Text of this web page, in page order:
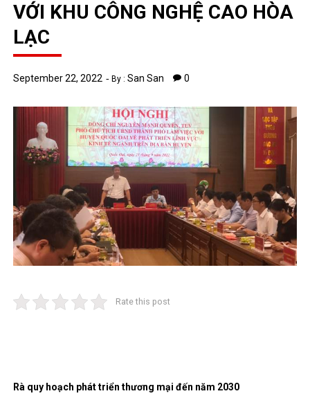
VỚI KHU CÔNG NGHỆ CAO HÒA
LẠC
September 22, 2022 By :San San 0
Rate this post
Rà quy hoạch phát triển thương mại đến năm 2030